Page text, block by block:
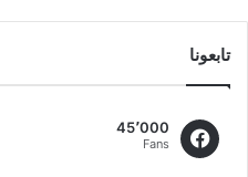
تابعونا
45٬000
Fans